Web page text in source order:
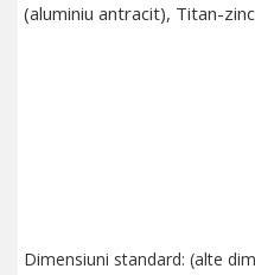
(aluminiu antracit), Titan-
Dimensiuni standard: (alte